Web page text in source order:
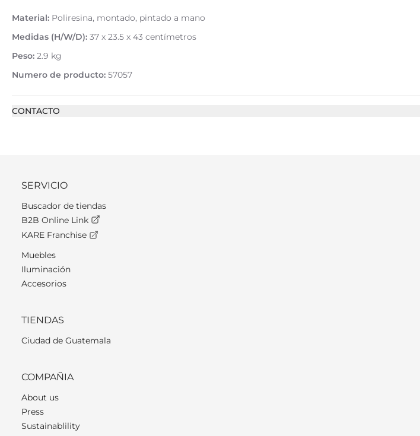
Material: Poliresina, montado, pintado a mano
Medidas (H/W/D): 37 x 23.5 x 43 centímetros
Peso: 2.9 kg
Numero de producto: 57057
CONTACTO
SERVICIO
Buscador de tiendas
B2B Online Link
KARE Franchise
Muebles
Iluminación
Accesorios
TIENDAS
Ciudad de Guatemala
COMPAÑIA
About us
Press
Sustainablility